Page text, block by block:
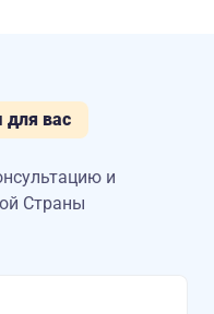
для вас
и
Страны